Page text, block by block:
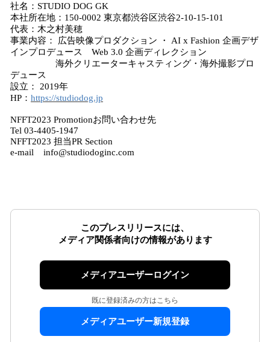
社名：STUDIO DOG GK
本社所在地：150-0002 東京都渋谷区渋谷2-10-15-101
代表：木之村美穂
事業内容： 広告映像プロダクション ・ AI x Fashion 企画デザ
インプロデュース Web 3.0 企画ディレクション
海外クリエーターキャスティング・海外撮影プロ
デュース
設立： 2019年
HP： https://studiodog.jp
NFFT2023 Promotionお問い合わせ先
Tel 03-4405-1947
NFFT2023 担当PR Section
e-mail info@studiodoginc.com
このプレスリリースには、
メディア関係者向けの情報があります
メディアユーザーログイン
既に登録済みの方はこちら
メディアユーザー新規登録